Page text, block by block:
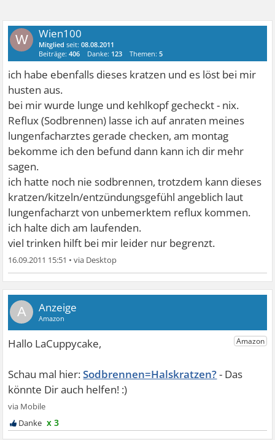
W Wien100
Mitglied seit:08.08.2011
Beiträge:406 Danke: 123 Themen:5
ich habe ebenfalls dieses kratzen und es löst bei mir
husten aus.
bei mir wurde lunge und kehlkopf gecheckt - nix.
Reflux (Sodbrennen) lasse ich auf anraten meines
lungenfacharztes gerade checken, am montag
bekomme ich den befund dann kann ich dir mehr
sagen.
ich hatte noch nie sodbrennen, trotzdem kann dieses
kratzen/kitzeln/entzündungsgefühl angeblich laut
lungenfacharzt von unbemerktem reflux kommen.
ich halte dich am laufenden.
viel trinken hilft bei mir leider nur begrenzt.
16.09.2011 15:51 •
A
Sodbrennen=Halskratzen?
x 3